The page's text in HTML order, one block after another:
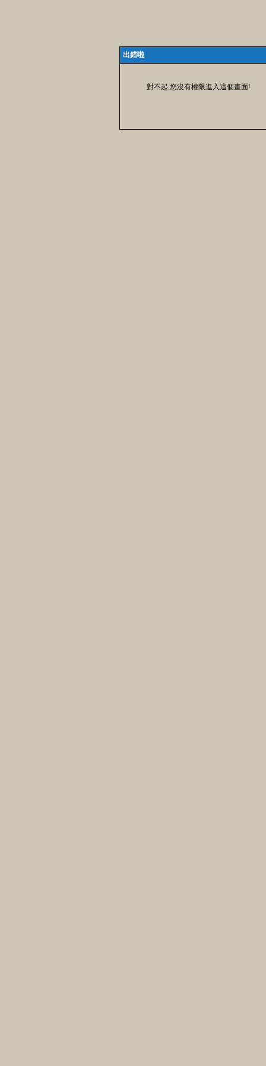
出錯啦
對不起,您沒有權限進入這個畫面!